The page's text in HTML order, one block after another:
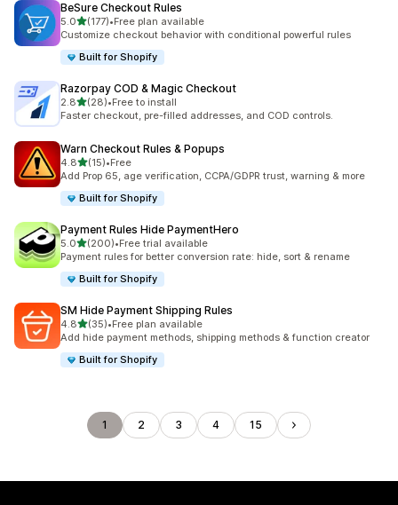
BeSure Checkout Rules
5.0별 5개 중
(177)
총 리뷰 177개
•Free plan available
Customize checkout behavior with conditional powerful rules
Built for Shopify
Razorpay COD & Magic Checkout
2.8별 5개 중
(28)
총 리뷰 28개
•Free to install
Faster checkout, pre-filled addresses, and COD controls.
Warn Checkout Rules & Popups
4.8별 5개 중
(15)
총 리뷰 15개
•Free
Add Prop 65, age verification, CCPA/GDPR trust, warning & more
Built for Shopify
Payment Rules Hide PaymentHero
5.0별 5개 중
(200)
총 리뷰 200개
•Free trial available
Payment rules for better conversion rate: hide, sort & rename
Built for Shopify
SM Hide Payment Shipping Rules
4.8별 5개 중
(35)
총 리뷰 35개
•Free plan available
Add hide payment methods, shipping methods & function creator
Built for Shopify
1 2 3 4 15